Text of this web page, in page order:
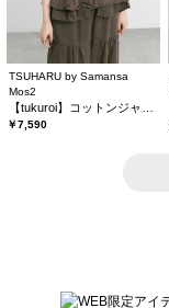
TSUHARU by Samansa
Mos2
￥7,590